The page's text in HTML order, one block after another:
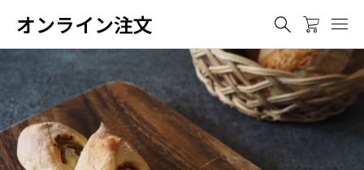
オンライン注文